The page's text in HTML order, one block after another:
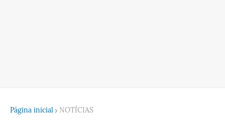
Página inicial NOTÍCIAS